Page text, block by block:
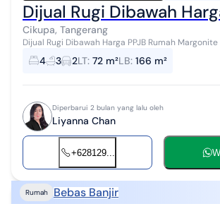
Dijual Rugi Dibawah
Cikupa, Tangerang
Dijual Rugi Dibawah Harga PPJB Rumah Margonite Lavon 2 Tipe H
Tangerang Rumah 3 lantai | Kondisi baru (belum pernah ditempati)
PPJB 1.6 Man DI...
4 3 2LT: 72 m²LB: 166 m²
Diperbarui 2 bulan yang lalu oleh
Liyanna Chan
+628129...
Rumah Bebas Banjir